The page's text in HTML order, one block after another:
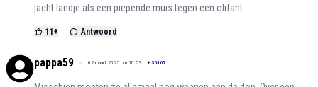
jacht landje als een piepende muis tegen een olifant.
11+ Antwoord
pappa59 02 maart 2025 om 10:53 + 36167